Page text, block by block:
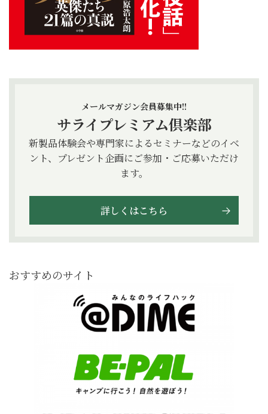
メールマガジン会員募集中!!
サライプレミアム倶楽部
新製品体験会や専門家によるセミナーなどのイベ
ント、プレゼント企画にご参加・ご応募いただけ
ます。
詳しくはこちら
おすすめのサイト